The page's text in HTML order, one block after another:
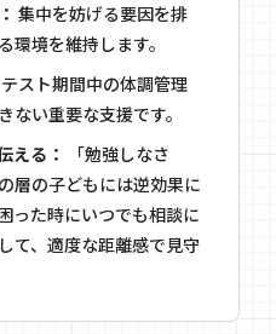
集中を妨げる要因を排
環境を維持します。
テスト期間中の体調管理
ない重要な支援です。
える：
「勉強しなさ
層の子どもには逆効果に
った時にいつでも相談に
て、適度な距離感で見守